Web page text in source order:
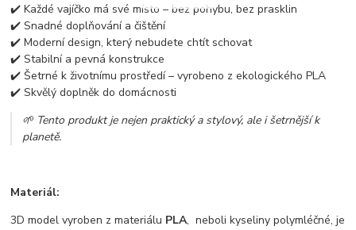
✔️ Každé vajíčko má své místo – bez pohybu, bez prasklin
✔️ Snadné doplňování a čištění
✔️ Moderní design, který nebudete chtít schovat
✔️ Stabilní a pevná konstrukce
✔️ Šetrné k životnímu prostředí – vyrobeno z ekologického PLA
✔️ Skvělý doplněk do domácnosti
🌱 Tento produkt je nejen praktický a stylový, ale i šetrnější k
planetě.
Materiál:
3D model vyroben z materiálu PLA, neboli kyseliny polymléčné, je